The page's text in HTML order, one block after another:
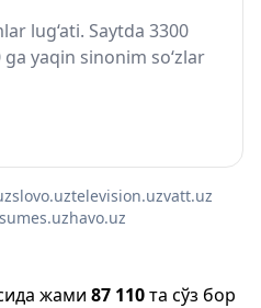
lug‘ati. Saytda 3300
yaqin sinonim so‘zlar
slovo.uztelevision.uzvatt.uz
havo.uz
жами 87 110та сўз бор